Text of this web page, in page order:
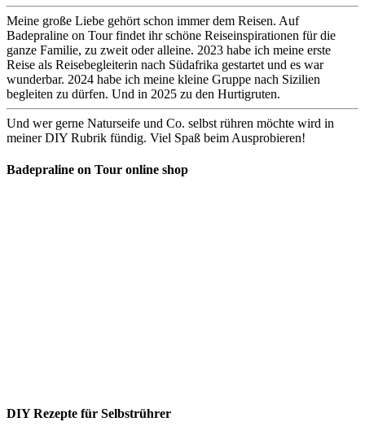
Meine große Liebe gehört schon immer dem Reisen. Auf
Badepraline on Tour findet ihr schöne Reiseinspirationen für die
ganze Familie, zu zweit oder alleine. 2023 habe ich meine erste
Reise als Reisebegleiterin nach Südafrika gestartet und es war
wunderbar. 2024 habe ich meine kleine Gruppe nach Sizilien
begleiten zu dürfen. Und in 2025 zu den Hurtigruten.
Und wer gerne Naturseife und Co. selbst rühren möchte wird in
meiner DIY Rubrik fündig. Viel Spaß beim Ausprobieren!
Badepraline on Tour online shop
DIY Rezepte für Selbstrührer